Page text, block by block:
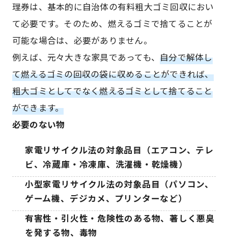
理券は、基本的に自治体の有料粗大ゴミ回収におい
て必要です。そのため、燃えるゴミで捨てることが
可能な場合は、必要がありません。
例えば、元々大きな家具であっても、自分で解体し
て燃えるゴミの回収の袋に収めることができれば、
粗大ゴミとしてでなく燃えるゴミとして捨てること
ができます。
必要のない物
家電リサイクル法の対象品目（エアコン、テレ
ビ、冷蔵庫・冷凍庫、洗濯機・乾燥機）
小型家電リサイクル法の対象品目（パソコン、
ゲーム機、デジカメ、プリンターなど）
有害性・引火性・危険性のある物、著しく悪臭
を発する物、毒物